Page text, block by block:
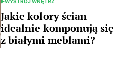
POSTED
IN
Jakie kolory ścian
idealnie komponują się
z białymi meblami?